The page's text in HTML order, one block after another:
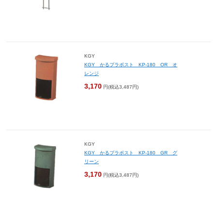
KGY
KGY かるプラポスト KP-180 OR オ
レンジ
3,170 円(税込3,487円)
KGY
KGY かるプラポスト KP-180 GR グ
リーン
3,170 円(税込3,487円)